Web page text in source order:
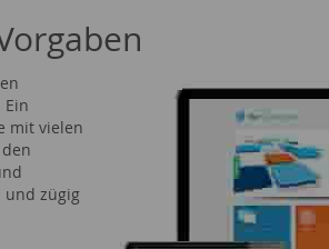
Ein
mit vielen
und zügig